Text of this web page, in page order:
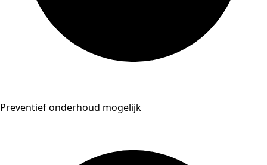
Preventief onderhoud mogelijk